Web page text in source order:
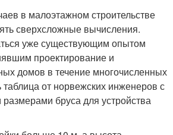
в малоэтажном строительстве
сверхсложные вычисления.
уже существующим опытом
проектирование и
домов в течение многочисленных
от норвежских инженеров с
бруса для устройства